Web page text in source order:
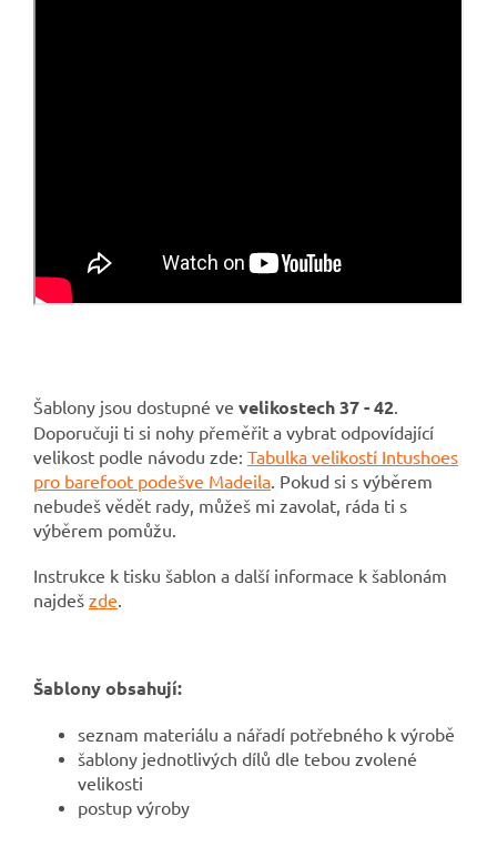
Šablony jsou dostupné ve velikostech 37 - 42.
Doporučuji ti si nohy přeměřit a vybrat odpovídající
velikost podle návodu zde: Tabulka velikostí Intushoes
pro barefoot podešve Madeila. Pokud si s výběrem
nebudeš vědět rady, můžeš mi zavolat, ráda ti s
výběrem pomůžu.
Instrukce k tisku šablon a další informace k šablonám
najdeš zde.
Šablony obsahují:
seznam materiálu a nářadí potřebného k výrobě
šablony jednotlivých dílů dle tebou zvolené
velikosti
postup výroby